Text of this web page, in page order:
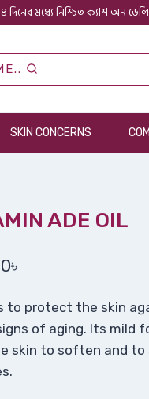
মধ্যে নিশ্চিত ক্যাশ অন
SKIN CONCERNS
ADE OIL
৳
to protect the skin
of aging. Its mild
skin to soften and to